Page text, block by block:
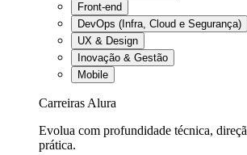
Front-end
DevOps (Infra, Cloud e Segurança)
UX & Design
Inovação & Gestão
Mobile
Carreiras Alura
Evolua com profundidade técnica,
prática.